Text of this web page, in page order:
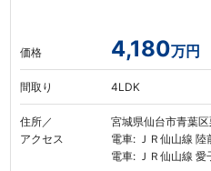
価格 4,180万円
間取り 4LDK
住所／
アクセス
宮城県仙台市青葉
電車: ＪＲ仙山線
電車: ＪＲ仙山線 愛